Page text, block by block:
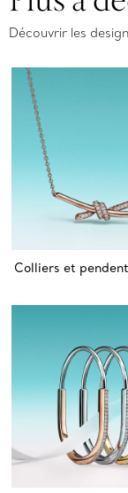
Découvrir les
Colliers et